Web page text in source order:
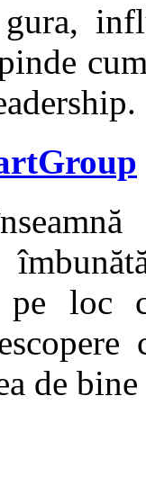
pe loc
de